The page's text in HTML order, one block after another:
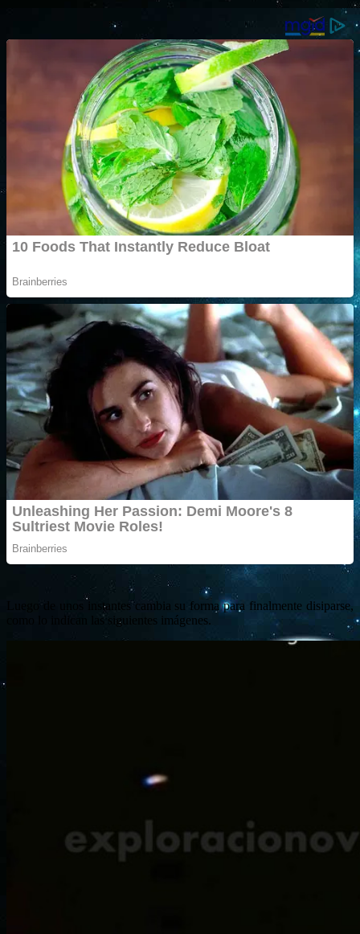
Luego de unos instantes cambia su forma para finalmente disiparse,
como lo indican las siguientes imágenes.